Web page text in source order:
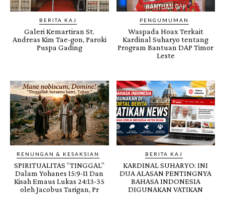
BERITA KAJ
Galeri Kemartiran St.
Andreas Kim Tae-gon, Paroki
Puspa Gading
PENGUMUMAN
Waspada Hoax Terkait
Kardinal Suharyo tentang
Program Bantuan DAP Timor
Leste
RENUNGAN & KESAKSIAN
SPIRITUALITAS “TINGGAL”
Dalam Yohanes 15:9-11 Dan
Kisah Emaus Lukas 24:13-35
oleh Jacobus Tarigan, Pr
BERITA KAJ
KARDINAL SUHARYO: INI
DUA ALASAN PENTINGNYA
BAHASA INDONESIA
DIGUNAKAN VATIKAN